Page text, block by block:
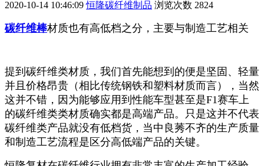
2020-10-14 10:46:09 恒隆碳纤维制品 浏览次数 2824
碳纤维棒材质也有高低档之分，主要与制造工艺相关
提到碳纤维类材质，我们首先能想到的便是坚固、轻量
并且价格昂贵（相比传统钢铁和塑料材质而言），当然
这并不错，因为能够应用到性能车型甚至是F1赛车上
的碳纤维类类材质确实都是高端产品。只是这并不代表
碳纤维类产品就没有低档货，当中良莠不齐的生产质量
和制造工艺流程是区分高低端产品的关键。